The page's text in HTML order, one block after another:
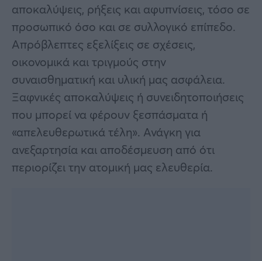
αποκαλύψεις, ρήξεις και αφυπνίσεις, τόσο σε
προσωπικό όσο και σε συλλογικό επίπεδο.
Απρόβλεπτες εξελίξεις σε σχέσεις,
οικονομικά και τριγμούς στην
συναισθηματική και υλική μας ασφάλεια.
Ξαφνικές αποκαλύψεις ή συνειδητοποιήσεις
που μπορεί να φέρουν ξεσπάσματα ή
«απελευθερωτικά τέλη». Ανάγκη για
ανεξαρτησία και αποδέσμευση από ότι
περιορίζει την ατομική μας ελευθερία.